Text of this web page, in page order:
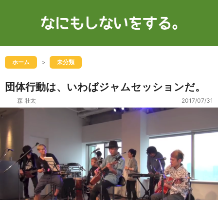
ホーム 未分類
団体行動は、いわばジャムセッションだ。
森 壯太 2017/07/31